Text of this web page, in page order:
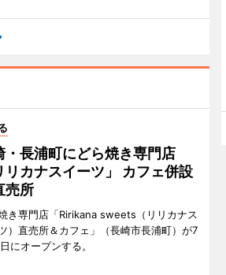
・長浦町にどら焼き専門店
リカナスイーツ」 カフェ併設
売所
き専門店「Ririkana sweets（リリカナス
）直売所＆カフェ」（長崎市長浦町）が7
にオープンする。